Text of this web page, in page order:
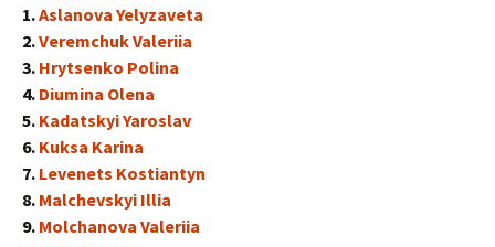
1.Aslanova Yelyzaveta
2.Veremchuk Valeriia
3. Hrytsenko Polina
4. Diumina Olena
5. Kadatskyi Yaroslav
6. Kuksa Karina
7. Levenets Kostiantyn
8. Malchevskyi Illia
9. Molchanova Valeriia